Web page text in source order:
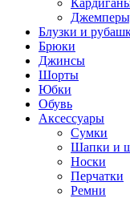
Блузки и
Брюки
Джинсы
Шорты
Юбки
Обувь
Аксессуары
Сумки
Шапки и
Носки
Перчатки
Ремни